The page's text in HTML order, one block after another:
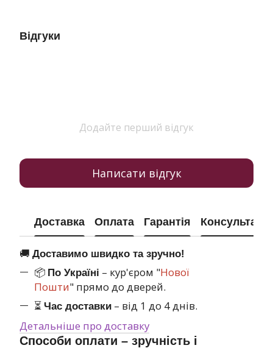
Відгуки
Додайте перший відгук
Написати відгук
Доставка Оплата Гарантія Консультація
🚚 Доставимо швидко та зручно!
📦 По Україні – кур'єром "Нової
Пошти" прямо до дверей.
⏳ Час доставки – від 1 до 4 днів.
Детальніше про доставку
Способи оплати – зручність і